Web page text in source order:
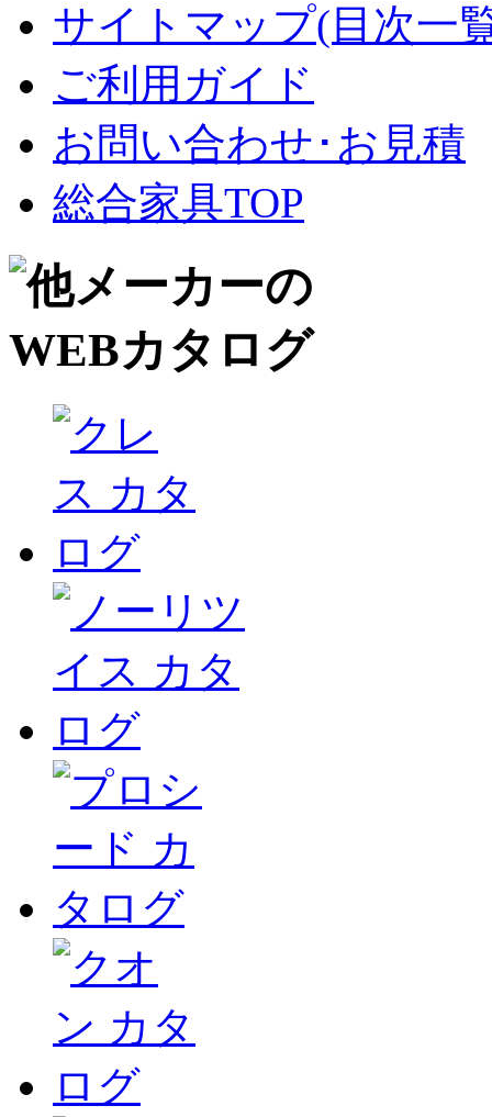
サイトマップ(目次一
ご利用ガイド
お問い合わせ･お見積
総合家具TOP